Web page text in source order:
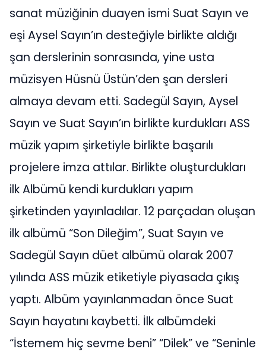
sanat müziğinin duayen ismi Suat Sayın ve
eşi Aysel Sayın’ın desteğiyle birlikte aldığı
şan derslerinin sonrasında, yine usta
müzisyen Hüsnü Üstün’den şan dersleri
almaya devam etti. Sadegül Sayın, Aysel
Sayın ve Suat Sayın’ın birlikte kurdukları ASS
müzik yapım şirketiyle birlikte başarılı
projelere imza attılar. Birlikte oluşturdukları
ilk Albümü kendi kurdukları yapım
şirketinden yayınladılar. 12 parçadan oluşan
ilk albümü “Son Dileğim”, Suat Sayın ve
Sadegül Sayın düet albümü olarak 2007
yılında ASS müzik etiketiyle piyasada çıkış
yaptı. Albüm yayınlanmadan önce Suat
Sayın hayatını kaybetti. İlk albümdeki
“İstemem hiç sevme beni” “Dilek” ve “Seninle